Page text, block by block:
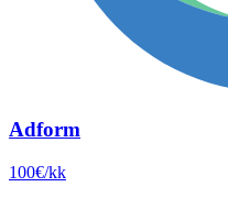
Adform
100€/kk